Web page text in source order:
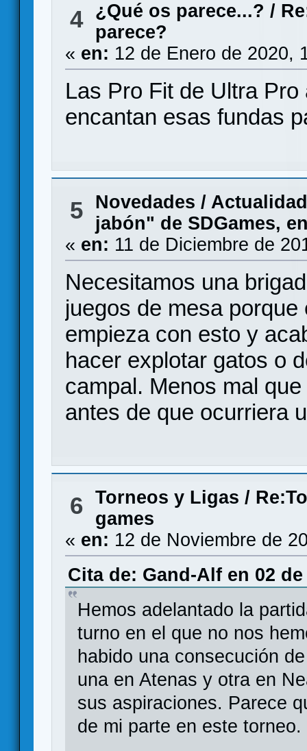
4 ¿Qué os parece...? /
parece?
« en: 12 de Enero de 2020,
Las Pro Fit de Ultra
encantan esas fundas
5
Novedades / Actualidad
jabón" de SDGames,
« en: 11 de Diciembre de
Necesitamos una
juegos de mesa
empieza con esto y
hacer explotar gatos o
campal. Menos mal
antes de que ocurriera
6 Torneos y Ligas /
games
« en: 12 de Noviembre de
Cita de: Gand-Alf en 02
Hemos adelantado la
turno en el que no nos
habido una consecución
una en Atenas y otra en
sus aspiraciones. Parece
de mi parte en este torneo.